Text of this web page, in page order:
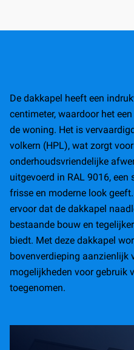
De dakkapel heeft een
centimeter, waardoor het
de woning. Het is
volkern (HPL), wat zorgt
onderhoudsvriendelijke
uitgevoerd in RAL 9016, een
frisse en moderne look
ervoor dat de dakkapel
bestaande bouw en
biedt. Met deze dakkapel
bovenverdieping aanzienlijk
mogelijkheden voor gebruik
toegenomen.